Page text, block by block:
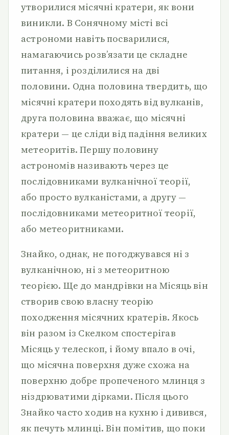
утворилися місячні кратери, як вони
виникли. В Сонячному місті всі
астрономи навіть посварилися,
намагаючись розв’язати це складне
питання, і розділилися на дві
половини. Одна половина твердить, що
місячні кратери походять від вулканів,
друга половина вважає, що місячні
кратери — це сліди від падіння великих
метеоритів. Першу половину
астрономів називають через це
послідовниками вулканічної теорії,
або просто вулканістами, а другу —
послідовниками метеоритної теорії,
або метеоритниками.
Знайко, однак, не погоджувався ні з
вулканічною, ні з метеоритною
теорією. Ще до мандрівки на Місяць він
створив свою власну теорію
походження місячних кратерів. Якось
він разом із Скелком спостерігав
Місяць у телескоп, і йому впало в очі,
що місячна поверхня дуже схожа на
поверхню добре пропеченого млинця з
ніздрюватими дірками. Після цього
Знайко часто ходив на кухню і дивився,
як печуть млинці. Він помітив, що поки